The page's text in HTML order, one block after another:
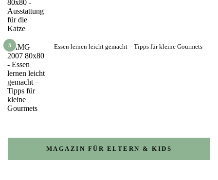
5 Essen lernen leicht gemacht – Tipps für kleine Gourmets
MAGAZIN FÜR ELTERN & KIDS